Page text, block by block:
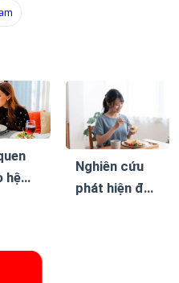
hệ
ăn
Nghiên cứu
phát hiện đây